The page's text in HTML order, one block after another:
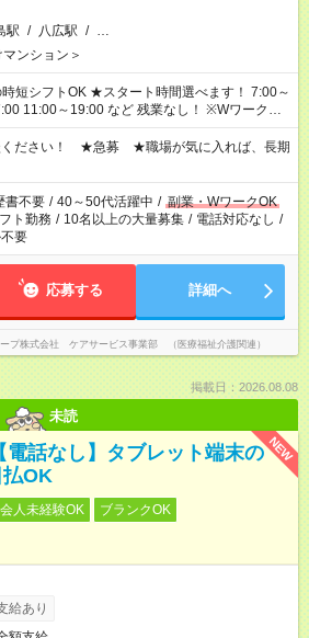
駅 / 八広駅 / …
ンション＞
ート時間選べます！ 7:00～
～19:00 など 残業なし！ ※Wワークの
と合わせ週40時間超の就業はご案内できませ
、週20時間以上勤務は社会保険への加入対象
者派遣法（日雇い派遣の原則禁止）により、
就業はご案内が難しい場合があります
ください！ ★急募 ★職場が気に入れば、長期
書不要 / 40～50代活躍中 / 副業・WワークOK
ト勤務 / 10名以上の大量募集 / 電話対応なし /
要
応募する 詳細へ
プ株式会社 ケアサービス事業部 （医療福祉介護関連）
掲載日：2026.08.08
未読
NEW
話なし】タブレット端末の
OK
人未経験OK
ブランクOK
給あり